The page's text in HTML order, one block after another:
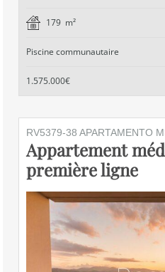
179 m²
Piscine communautaire
1.575.000€
RV5379-38 APARTAMENTO
Appartement
première ligne